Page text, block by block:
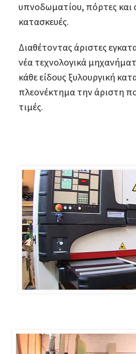
υπνοδωματίου, πόρτες και
κατασκευές.
Διαθέτοντας άριστες
νέα τεχνολογικά
κάθε είδους ξυλουργική
πλεονέκτημα την άριστη
τιμές.